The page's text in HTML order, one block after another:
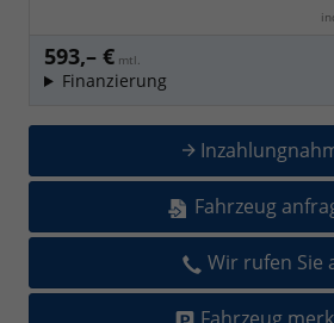
593,– € mtl.
Finanzierung
Fahrzeug
Wir rufen Sie